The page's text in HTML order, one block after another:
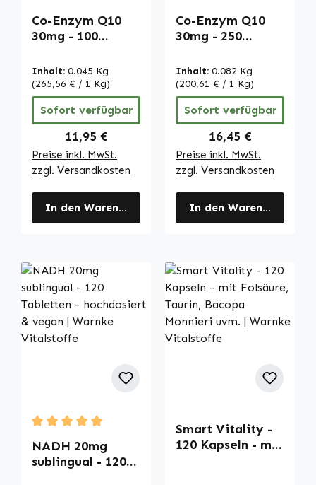
Co-Enzym Q10
30mg - 100
schluckfreundlich
- Ubichinon -
vegan | Warnke
Vitalstoffe
Inhalt: 0.045 Kg
(265,56 € / 1 Kg)
Sofort verfügbar
Regulärer Preis:
11,95 €
Preise inkl. MwSt.
zzgl. Versandkosten
In den Warenkorb
Co-Enzym Q10
30mg - 250
schluckfreundlich
- Ubichinon -
vegan | Warnke
Vitalstoffe
Inhalt: 0.082 Kg
(200,61 € / 1 Kg)
Sofort verfügbar
Regulärer Preis:
16,45 €
Preise inkl. MwSt.
zzgl. Versandkosten
In den Warenkorb
Durchschnittliche Bewertung von 5 von 5 Sternen
NADH 20mg
sublingual - 120
Smart Vitality -
120 Kapseln - mit